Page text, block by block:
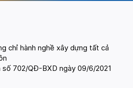
chỉ hành nghề xây dựng tất cả
702/QĐ-BXD ngày 09/6/2021